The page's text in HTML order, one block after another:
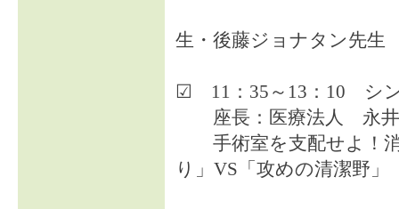
生・後藤ジョナタン先生
☑ 11：35～13：10 シ
座長：医療法人 永
手術室を支配せよ！消
り」VS「攻めの清潔野」